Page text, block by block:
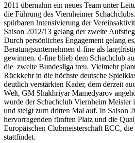
2011 übernahm ein neues Team unter
die Führung des Viernheimer
spürbaren Intensivierung der
Saison 2012/13 gelang der zweite
Durch persönliches Engagement gelang
Beratungsunternehmen d-fine als
gewinnen. d-fine blieb dem Schachclub
die zweite Bundesliga treu. Vielmehr
Rückkehr in die höchste deutsche
deutlich verstärkten Kader, dem derzeit
Welt, GM ShakhriyarMamedyarov
wurde der Schachclub Viernheim Meister
und steigt zum dritten Mal auf. In Saison
hervorragenden fünften Platz und die
Europäischen Clubmeisterschaft ECC,
stattfindet.